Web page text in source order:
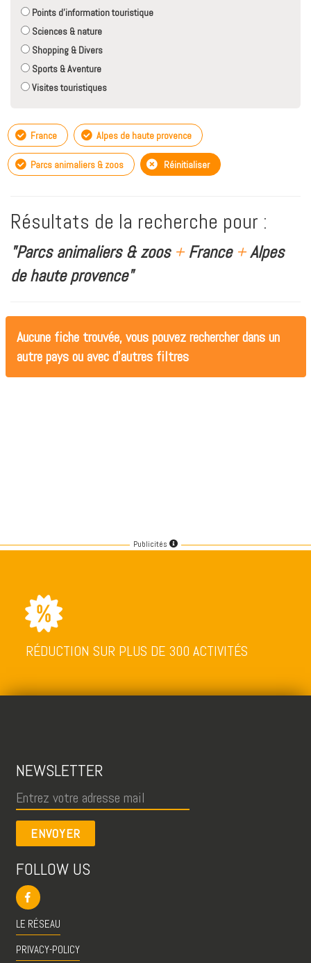
Points d'information touristique
Sciences & nature
Shopping & Divers
Sports & Aventure
Visites touristiques
France Alpes de haute provence
Parcs animaliers & zoos Réinitialiser
Résultats de la recherche pour :
"Parcs animaliers & zoos +France +Alpes
de haute provence"
Aucune fiche trouvée, vous pouvez rechercher dans un
autre pays ou avec d'autres filtres
Publicités
RÉDUCTION SUR PLUS DE 300 ACTIVITÉS
NEWSLETTER
ENVOYER
FOLLOW US
LE RÉSEAU
PRIVACY-POLICY